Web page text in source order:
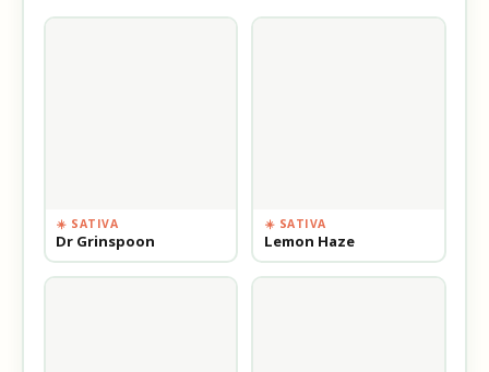
☀️ SATIVA
Dr Grinspoon
☀️ SATIVA
Lemon Haze